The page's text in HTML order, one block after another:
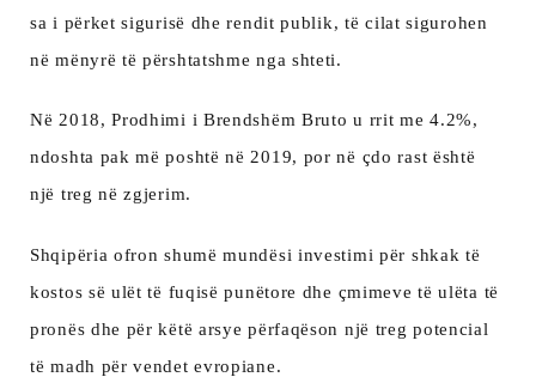
sa i përket sigurisë dhe rendit publik, të cilat sigurohen
në mënyrë të përshtatshme nga shteti.
Në 2018, Prodhimi i Brendshëm Bruto u rrit me 4.2%,
ndoshta pak më poshtë në 2019, por në çdo rast është
një treg në zgjerim.
Shqipëria ofron shumë mundësi investimi për shkak të
kostos së ulët të fuqisë punëtore dhe çmimeve të ulëta të
pronës dhe për këtë arsye përfaqëson një treg potencial
të madh për vendet evropiane.